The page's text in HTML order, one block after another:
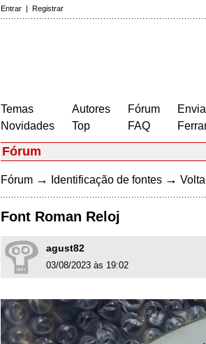
Entrar | Registrar
Temas
Novidades
Autores
Top
Fórum
FAQ
Fórum
Fórum → Identificação de fontes →
Font Roman Reloj
agust82
03/08/2023 às 19:02